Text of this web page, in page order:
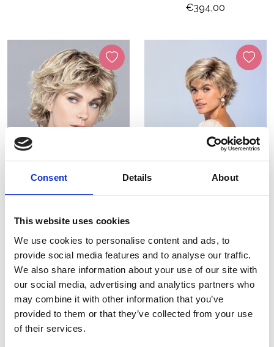
Consent Details About
This website uses cookies
We use cookies to personalise content and ads, to
provide social media features and to analyse our traffic.
We also share information about your use of our site with
our social media, advertising and analytics partners who
may combine it with other information that you’ve
provided to them or that they’ve collected from your use
of their services.
€394,00
Mono
€389,00
Jon Renau Jazz
€179,00